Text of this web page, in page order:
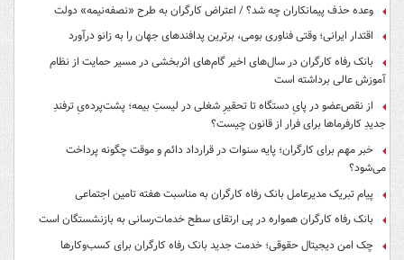
وعده حذف پیمانکاران چه شد؟ / اعتراض کارگران به طرح «نصفه‌نیمه» دولت
اقتدار ایرانی؛ وقتی فناوری بومی، برترین پدافندهای جهان را به زانو درآورد
بانک رفاه کارگران در سال‌های اخیر گام‌های اثربخشی در مسیر حمایت از نظام
آموزش عالی برداشته است
از نقص‌عضو در پایِ دستگاه تا تحقیرِ شغلی در لیستِ بیمه؛ پشت‌پرده‌یِ ترفندِ
جدیدِ کارفرماها برای فرار از قانون چیست؟
خبر مهم برای کارگران؛ پایه سنوات در قرارداد دائم و موقت چگونه پرداخت
می‌شود؟
پیام تبریک مدیرعامل بانک رفاه کارگران به مناسبت هفته تامین اجتماعی
بانک رفاه کارگران همواره در پی ارتقای سطح خدمات‌رسانی به بازنشستگان است
چک امن دیجیتال حقوقی؛ خدمت جدید بانک رفاه کارگران برای کسب‌وکارها